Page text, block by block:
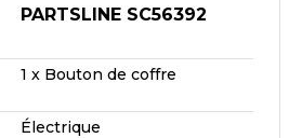
PARTSLINE SC56392
1 x Bouton de coffre
Électrique